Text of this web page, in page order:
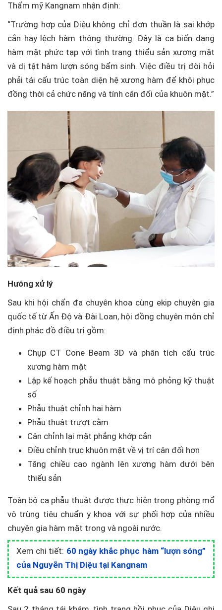
Thẩm mỹ Kangnam nhận định:
“Trường hợp của Diệu không chỉ đơn thuần là sai khớp
cắn hay lệch hàm thông thường. Đây là ca biến dạng
hàm mặt phức tạp với tình trạng thiểu sản xương mặt
và dị tật hàm lượn sóng bẩm sinh. Việc điều trị đòi hỏi
phải tái cấu trúc toàn diện hệ xương hàm để khôi phục
đồng thời cả chức năng và tính cân đối của khuôn mặt.”
Hướng xử lý
Sau khi hội chẩn đa chuyên khoa cùng ekip chuyên gia
quốc tế từ Ấn Độ và Đài Loan, hội đồng chuyên môn chỉ
định phác đồ điều trị gồm:
Chụp CT Cone Beam 3D và phân tích cấu trúc
xương hàm mặt
Lập kế hoạch phẫu thuật bằng mô phỏng kỹ thuật
số
Phẫu thuật chỉnh hai hàm
Phẫu thuật trượt cằm
Cân chỉnh lại mặt phẳng khớp cắn
Điều chỉnh trục khuôn mặt về vị trí cân đối hơn
Tăng chiều cao ngành lên xương hàm dưới bên
thiếu sản
Toàn bộ ca phẫu thuật được thực hiện trong phòng mổ
vô trùng tiêu chuẩn y khoa với sự phối hợp của nhiều
chuyên gia hàm mặt trong và ngoài nước.
Xem chi tiết: 60 ngày khắc phục hàm “lượn sóng”
của Nguyễn Thị Diệu tại Kangnam
Kết quả sau 60 ngày